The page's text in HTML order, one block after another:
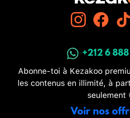
+212 6
Abonne-toi à Kezakoo
les contenus en illimité, à
seulement
Voir nos